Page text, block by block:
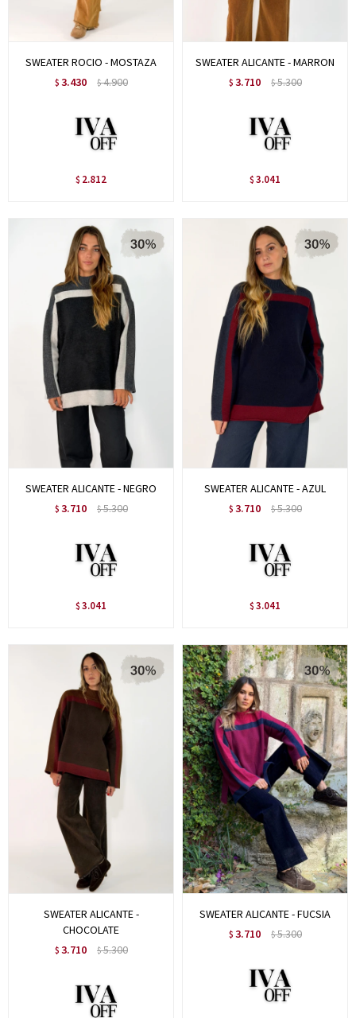
SWEATER ROCIO - MOSTAZA
$ 3.430 $4.900
$ 2.812
SWEATER ALICANTE - MARRON
$ 3.710 $5.300
$ 3.041
SWEATER ALICANTE - NEGRO
$ 3.710 $5.300
$ 3.041
SWEATER ALICANTE - AZUL
$ 3.710 $5.300
$ 3.041
SWEATER ALICANTE -
CHOCOLATE
$ 3.710 $5.300
SWEATER ALICANTE - FUCSIA
$ 3.710 $5.300